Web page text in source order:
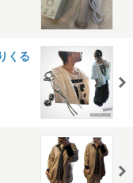
くる